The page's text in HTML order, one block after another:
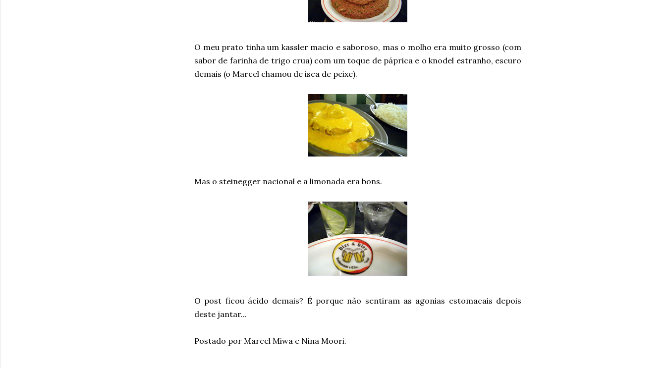
O meu prato tinha um kassler macio e saboroso, mas o molho era muito grosso (com
sabor de farinha de trigo crua) com um toque de páprica e o knodel estranho, escuro
demais (o Marcel chamou de isca de peixe).
Mas o steinegger nacional e a limonada era bons.
O post ficou ácido demais? É porque não sentiram as agonias estomacais depois
deste jantar...
Postado por Marcel Miwa e Nina Moori.